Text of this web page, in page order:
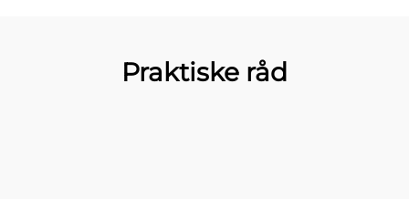
Praktiske råd